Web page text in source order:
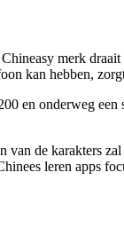
merk
kan hebben,
en onderweg
van de karakters
leren apps